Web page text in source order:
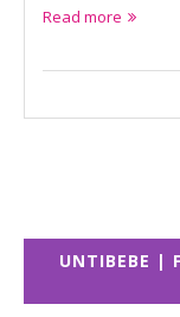
Read more
UNTIBEBE |